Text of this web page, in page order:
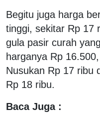
Begitu juga harga
tinggi, sekitar Rp 17
gula pasir curah
harganya Rp
Nusukan Rp 17 ribu
Rp 18 ribu.
Baca Juga :